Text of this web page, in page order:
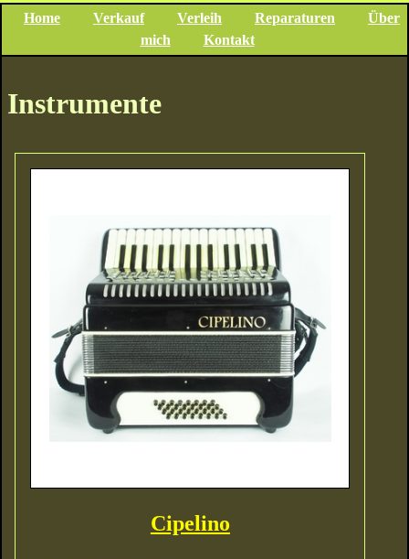
Home Verkauf Verleih Reparaturen
Über
mich
Kontakt
Instrumente
Cipelino